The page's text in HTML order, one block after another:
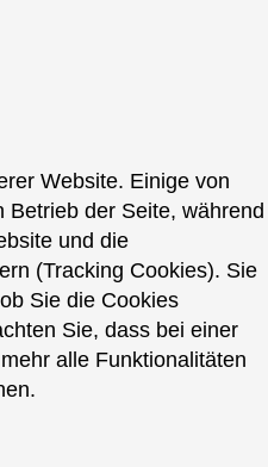
Website. Einige von
Betrieb der Seite, während
und die
(Tracking Cookies). Sie
Sie die Cookies
Sie, dass bei einer
alle Funktionalitäten